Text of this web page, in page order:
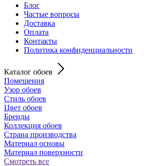
Блог
Частые вопросы
Доставка
Оплата
Контакты
Политика конфиденциальности
Каталог обоев
Помещения
Узор обоев
Стиль обоев
Цвет обоев
Бренды
Коллекция обоев
Страна производства
Материал основы
Материал поверхности
Смотреть все